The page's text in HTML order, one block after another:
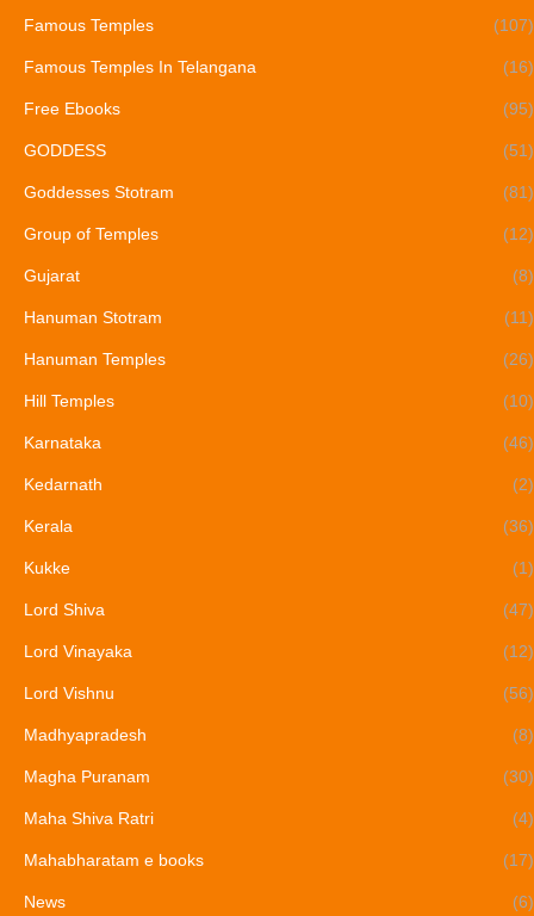
Famous Temples (107)
Famous Temples In Telangana (16)
Free Ebooks (95)
GODDESS (51)
Goddesses Stotram (81)
Group of Temples (12)
Gujarat (8)
Hanuman Stotram (11)
Hanuman Temples (26)
Hill Temples (10)
Karnataka (46)
Kedarnath (2)
Kerala (36)
Kukke (1)
Lord Shiva (47)
Lord Vinayaka (12)
Lord Vishnu (56)
Madhyapradesh (8)
Magha Puranam (30)
Maha Shiva Ratri (4)
Mahabharatam e books (17)
News (6)